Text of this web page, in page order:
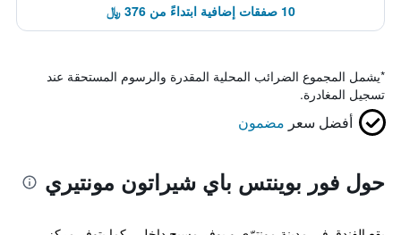
10 صفقات إضافية ابتداءً من 376 ﷼
*يشمل المجموع الضرائب المحلية المقدرة والرسوم المستحقة عند
تسجيل المغادرة.
أفضل سعر مضمون
حول فور بوينتس باي شيراتون مونتيري